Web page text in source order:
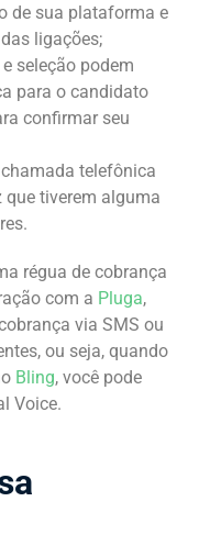
de sua plataforma e
ligações;
seleção podem
para o candidato
confirmar seu
telefônica
que tiverem alguma
régua de cobrança
com a Pluga,
via SMS ou
ou seja, quando
Bling, você pode
Voice.